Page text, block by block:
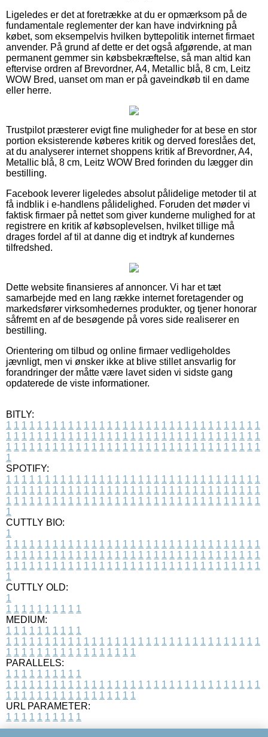
Ligeledes er det at foretrække at du er opmærksom på de
fundamentale reglementer der kan have indvirkning på
købet, som eksempelvis hvilken byttepolitik internet firmaet
anvender. På grund af dette er det også afgørende, at man
permanent gemmer sin købsbekræftelse, så man altid kan
eftervise ordren af Brevordner, A4, Metallic blå, 8 cm, Leitz
WOW Bred, uanset om man er på gaveindkøb til en dame
eller herre.
Trustpilot præsterer evigt fine muligheder for at bese en stor
portion eksisterende køberes kritik og derved foreslåes det,
at du analyserer internet shoppens kritik af Brevordner, A4,
Metallic blå, 8 cm, Leitz WOW Bred forinden du lægger din
bestilling.
Facebook leverer ligeledes absolut pålidelige metoder til at
få indblik i e-handlens pålidelighed. Foruden det møder vi
faktisk firmaer på nettet som giver kunderne mulighed for at
registrere en kritik af købsoplevelsen, hvilket tillige må
drages fordel af til at danne dig et indtryk af kundernes
tilfredshed.
Dette website finansieres af annoncer. Vi har et tæt
samarbejde med en lang række internet foretagender og
markedsfører virksomhedernes produkter, og tjener honorar
såfremt en af de besøgende på vores side realiserer en
bestilling.
Orientering om tilbud og online firmaer vedligeholdes
jævnligt, men vi ønsker ikke at blive stillet ansvarlig for
forandringer der måtte være lavet siden vi sidste gang
opdaterede de viste informationer.
BITLY:
1 1 1 1 1 1 1 1 1 1 1 1 1 1 1 1 1 1 1 1 1 1 1 1 1 1 1 1 1 1 1 1 1
1 1 1 1 1 1 1 1 1 1 1 1 1 1 1 1 1 1 1 1 1 1 1 1 1 1 1 1 1 1 1 1 1
1 1 1 1 1 1 1 1 1 1 1 1 1 1 1 1 1 1 1 1 1 1 1 1 1 1 1 1 1 1 1 1 1
1
SPOTIFY:
1 1 1 1 1 1 1 1 1 1 1 1 1 1 1 1 1 1 1 1 1 1 1 1 1 1 1 1 1 1 1 1 1
1 1 1 1 1 1 1 1 1 1 1 1 1 1 1 1 1 1 1 1 1 1 1 1 1 1 1 1 1 1 1 1 1
1 1 1 1 1 1 1 1 1 1 1 1 1 1 1 1 1 1 1 1 1 1 1 1 1 1 1 1 1 1 1 1 1
1
CUTTLY BIO:
1
1 1 1 1 1 1 1 1 1 1 1 1 1 1 1 1 1 1 1 1 1 1 1 1 1 1 1 1 1 1 1 1 1
1 1 1 1 1 1 1 1 1 1 1 1 1 1 1 1 1 1 1 1 1 1 1 1 1 1 1 1 1 1 1 1 1
1 1 1 1 1 1 1 1 1 1 1 1 1 1 1 1 1 1 1 1 1 1 1 1 1 1 1 1 1 1 1 1 1
1
CUTTLY OLD:
1
1 1 1 1 1 1 1 1 1 1
MEDIUM:
1 1 1 1 1 1 1 1 1 1
1 1 1 1 1 1 1 1 1 1 1 1 1 1 1 1 1 1 1 1 1 1 1 1 1 1 1 1 1 1 1 1 1
1 1 1 1 1 1 1 1 1 1 1 1 1 1 1 1 1
PARALLELS:
1 1 1 1 1 1 1 1 1 1
1 1 1 1 1 1 1 1 1 1 1 1 1 1 1 1 1 1 1 1 1 1 1 1 1 1 1 1 1 1 1 1 1
1 1 1 1 1 1 1 1 1 1 1 1 1 1 1 1 1
URL PARAMETER:
1 1 1 1 1 1 1 1 1 1